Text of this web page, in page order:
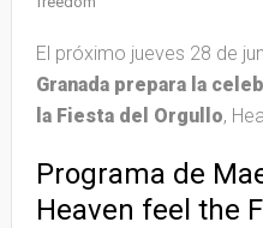
El próximo jueves 28 de
Granada prepara la
la Fiesta del Orgullo,
Programa de
Heaven feel the